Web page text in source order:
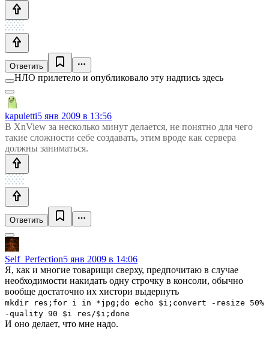
Ответить
НЛО прилетело и опубликовало эту надпись здесь
kapuletti5 янв 2009 в 13:56
В XnView за несколько минут делается, не понятно для чего
такие сложности себе создавать, этим вроде как сервера
должны заниматься.
Ответить
Self_Perfection5 янв 2009 в 14:06
Я, как и многие товарищи сверху, предпочитаю в случае
необходимости накидать одну строчку в консоли, обычно
вообще достаточно их хистори выдернуть
mkdir res;for i in *jpg;do echo $i;convert -resize 50%
-quality 90 $i res/$i;done
И оно делает, что мне надо.